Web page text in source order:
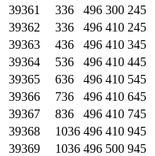
39361
336 496 300 245
39362
336 496 410 245
39363
436 496 410 345
39364
536 496 410 445
39365
636 496 410 545
39366
736 496 410 645
39367
836 496 410 745
39368
1036 496 410 945
39369
1036 496 500 945